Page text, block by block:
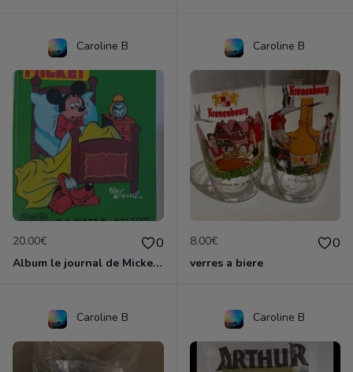
Caroline B
20.00€ 0
Album le journal de Mickey vintage ancien
Caroline B
8.00€ 0
verres a biere
Caroline B Caroline B